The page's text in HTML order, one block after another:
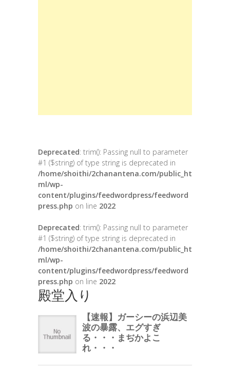
Deprecated: trim(): Passing null to parameter
#1 ($string) of type string is deprecated in
/home/shoithi/2chanantena.com/public_ht
ml/wp-
content/plugins/feedwordpress/feedword
press.php on line 2022
Deprecated: trim(): Passing null to parameter
#1 ($string) of type string is deprecated in
/home/shoithi/2chanantena.com/public_ht
ml/wp-
content/plugins/feedwordpress/feedword
press.php on line 2022
殿堂入り